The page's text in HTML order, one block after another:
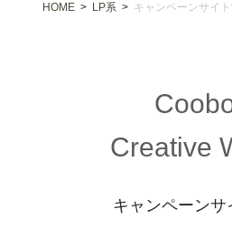
HOME> LP系> キャンペーンサイ
Creative
キャンペーンサ